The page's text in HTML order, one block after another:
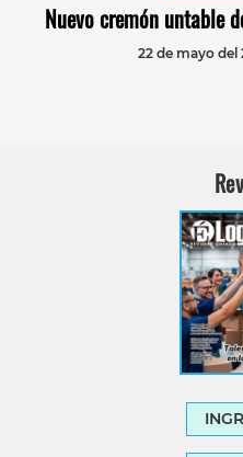
Nuevo cremón untable
22 de mayo del